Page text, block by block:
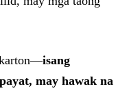
karton—isang
may hawak na